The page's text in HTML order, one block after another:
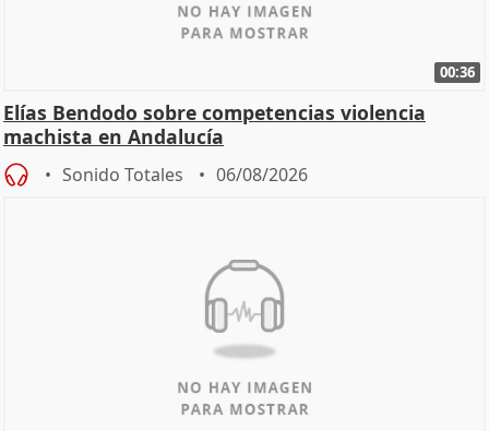
00:36
Elías Bendodo sobre competencias violencia
machista en Andalucía
Sonido Totales 06/08/2026